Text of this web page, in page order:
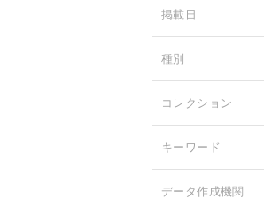
掲載日
種別
コレクション
キーワード
データ作成機関